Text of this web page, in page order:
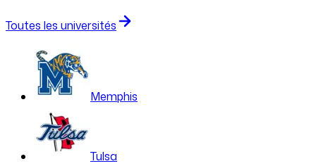
Toutes les universités
Memphis
Tulsa